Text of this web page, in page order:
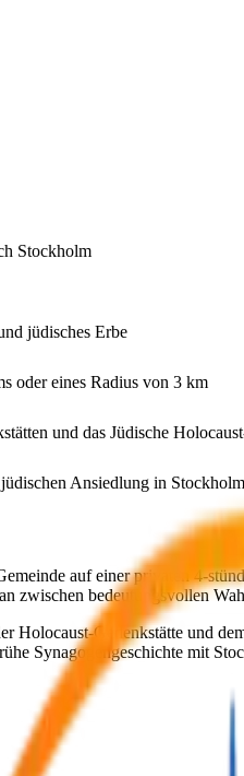
jüdisches Erbe
oder eines Radius von 3 km
und das Jüdische
Ansiedlung in Stockholm
auf einer privaten 4-
zwischen bedeutungsvollen
Holocaust-Gedenkstätte und
Synagogengeschichte mit